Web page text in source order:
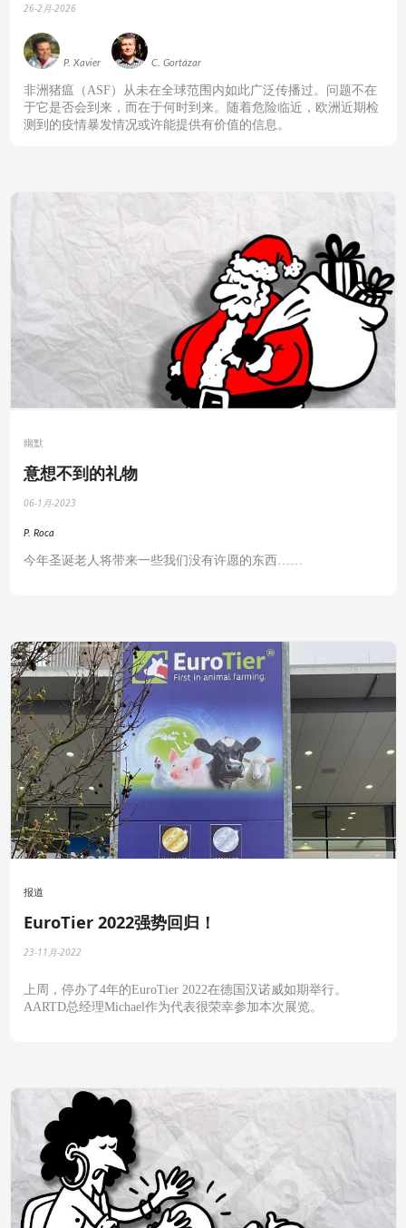
26-2月-2026
P. Xavier C. Gortázar
‍非洲猪瘟（ASF）从未在全球范围内如此广泛传播过。问题不在
于它是否会到来，而在于何时到来。随着危险临近，欧洲近期检
测到的疫情暴发情况或许能提供有价值的信息。
幽默
意想不到的礼物
06-1月-2023
P. Roca
今年圣诞老人将带来一些我们没有许愿的东西 ……
报道
EuroTier 2022强势回归！
23-11月-2022
上周，停办了4年的EuroTier 2022在德国汉诺威如期举行。
AARTD总经理Michael作为代表很荣幸参加本次展览。